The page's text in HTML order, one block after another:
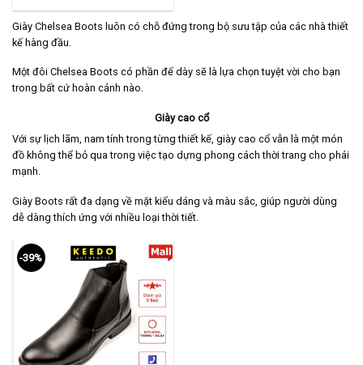
Giày Chelsea Boots luôn có chỗ đứng trong bộ sưu tập của các nhà thiết
kế hàng đầu.
Một đôi Chelsea Boots có phần đế dày sẽ là lựa chọn tuyệt vời cho bạn
trong bất cứ hoàn cảnh nào.
Giày cao cổ
Với sự lịch lãm, nam tính trong từng thiết kế, giày cao cổ vẫn là một món
đồ không thể bỏ qua trong việc tạo dựng phong cách thời trang cho phái
mạnh.
Giày Boots rất đa dạng về mặt kiểu dáng và màu sắc, giúp người dùng
dễ dàng thích ứng với nhiều loại thời tiết.
-39%